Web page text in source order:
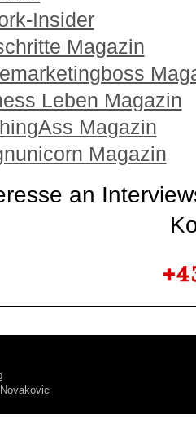
Insider
Magazin
Leben Magazin
Magazin
Magazin
an